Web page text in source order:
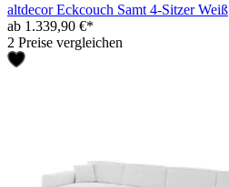
altdecor Eckcouch Samt 4-Sitzer Weiß
ab 1.339,90 €*
2 Preise vergleichen